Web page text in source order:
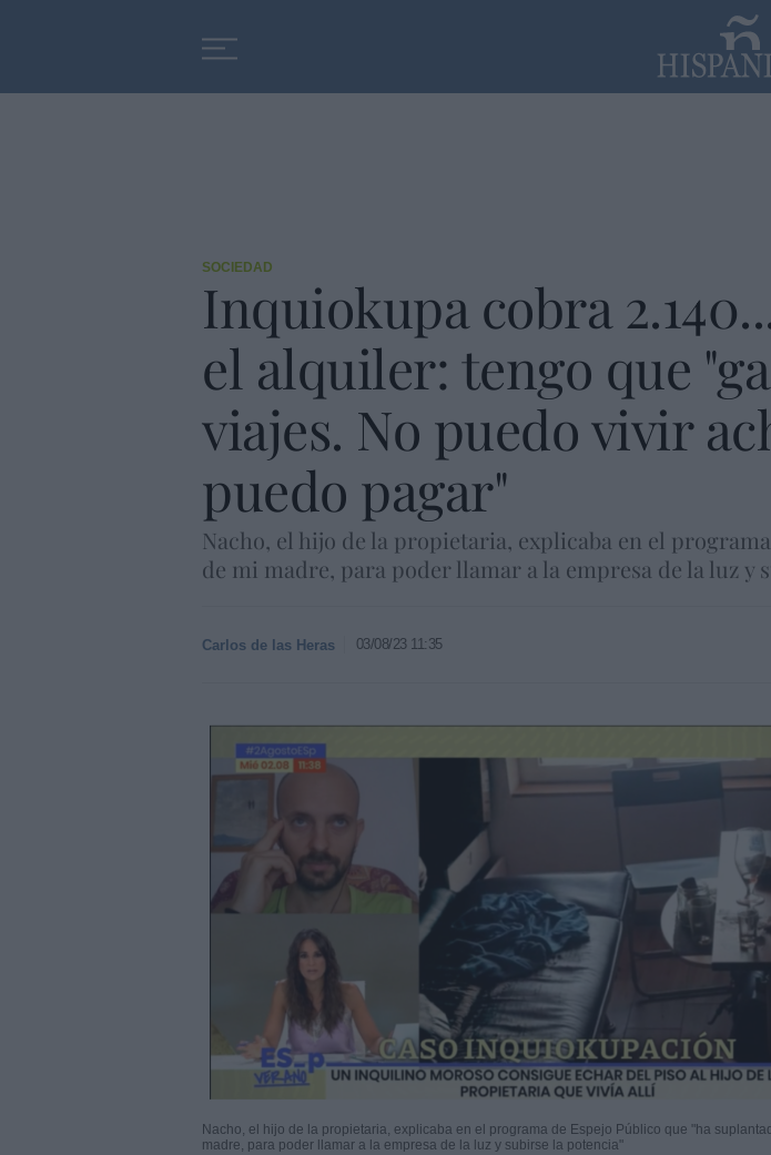
SOCIEDAD
Inquiokupa cobra
el alquiler: tengo que
viajes. No puedo vivir
puedo pagar"
Nacho, el hijo de la propietaria, explicaba en el
de mi madre, para poder llamar a la empresa de la luz y
Carlos de las Heras 03/08/23 11:35
Nacho, el hijo de la propietaria, explicaba en el programa de Espejo Público que "ha
madre, para poder llamar a la empresa de la luz y subirse la potencia"